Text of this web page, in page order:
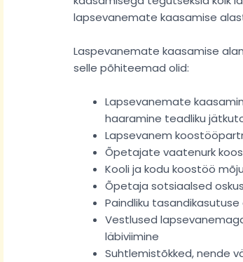
lapsevanemate kaasamise
Laspevanemate kaasamise
selle põhiteemad olid:
Lapsevanemate
haaramine teadliku
Lapsevanem
Õpetajate vaatenurk
Kooli ja kodu koostöö
Õpetaja sotsiaalsed
Paindliku tasandikasutuse
Vestlused
läbiviimine
Suhtlemistõkked, nende